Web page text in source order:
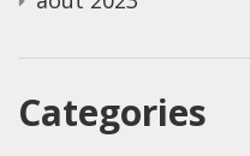
Categories